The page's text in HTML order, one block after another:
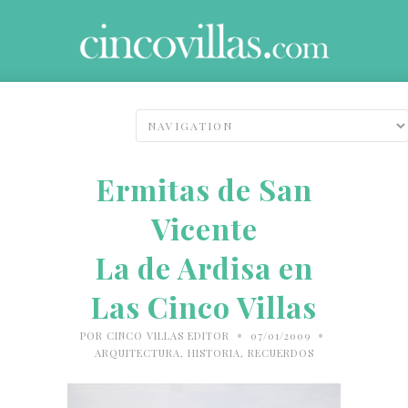
Ermitas de San
Vicente
La de Ardisa en
Las Cinco Villas
POR CINCO VILLAS EDITOR • 07/01/2009 •
ARQUITECTURA , HISTORIA , RECUERDOS